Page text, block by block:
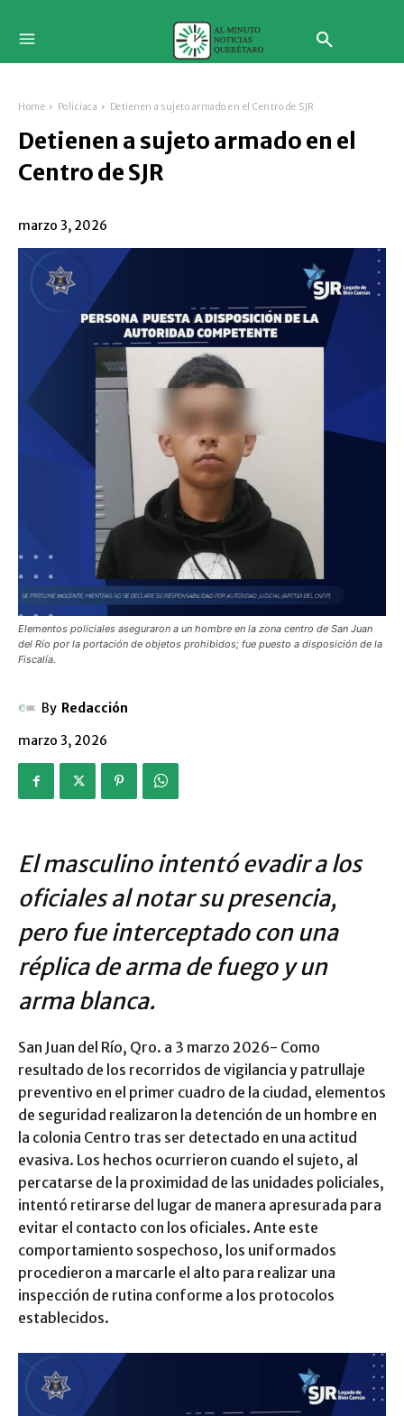
Home Policiaca Detienen a sujeto armado en el Centro de SJR
Detienen a sujeto armado en el
Centro de SJR
marzo 3, 2026
Elementos policiales aseguraron a un hombre en la zona centro de San Juan
del Río por la portación de objetos prohibidos; fue puesto a disposición de la
Fiscalía.
By Redacción
marzo 3, 2026
El masculino intentó evadir a los
oficiales al notar su presencia,
pero fue interceptado con una
réplica de arma de fuego y un
arma blanca.
San Juan del Río, Qro. a 3 marzo 2026- Como
resultado de los recorridos de vigilancia y patrullaje
preventivo en el primer cuadro de la ciudad, elementos
de seguridad realizaron la detención de un hombre en
la colonia Centro tras ser detectado en una actitud
evasiva. Los hechos ocurrieron cuando el sujeto, al
percatarse de la proximidad de las unidades policiales,
intentó retirarse del lugar de manera apresurada para
evitar el contacto con los oficiales. Ante este
comportamiento sospechoso, los uniformados
procedieron a marcarle el alto para realizar una
inspección de rutina conforme a los protocolos
establecidos.